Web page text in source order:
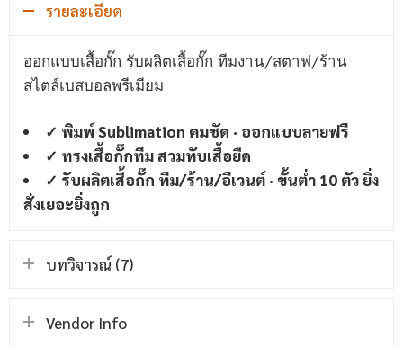
รายละเอียด
ออกแบบเสื้อกั๊ก รับผลิตเสื้อกั๊ก ทีมงาน/สตาฟ/ร้าน
สไตล์เบสบอลพรีเมียม
✓ พิมพ์ Sublimation คมชัด · ออกแบบลายฟรี
✓ ทรงเสื้อกั๊กทีม สวมทับเสื้อยืด
✓ รับผลิตเสื้อกั๊ก ทีม/ร้าน/อีเวนต์ · ขั้นต่ำ 10 ตัว ยิ่ง
สั่งเยอะยิ่งถูก
บทวิจารณ์ (7)
Vendor Info